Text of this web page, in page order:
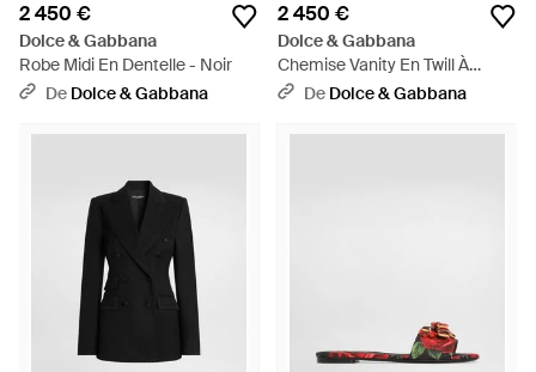
2 450 €
Dolce & Gabbana
Robe Midi En Dentelle - Noir
De Dolce & Gabbana
2 450 €
Dolce & Gabbana
Chemise Vanity En Twill À
Imprimé Roses - Rouge
De Dolce & Gabbana